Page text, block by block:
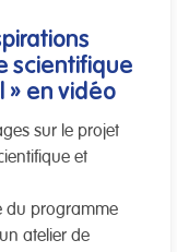
scientifique
» en vidéo
sur le projet
et
du programme
atelier de